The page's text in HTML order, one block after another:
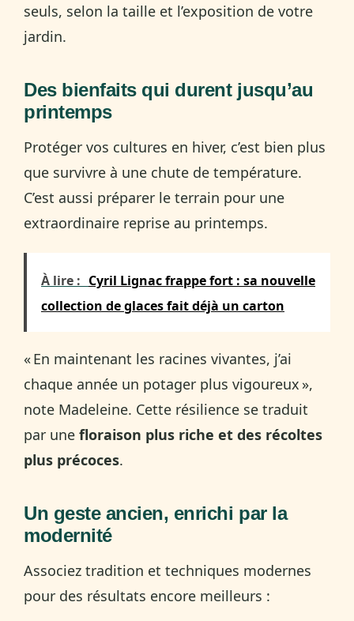
seuls, selon la taille et l’exposition de votre
jardin.
Des bienfaits qui durent jusqu’au
printemps
Protéger vos cultures en hiver, c’est bien plus
que survivre à une chute de température.
C’est aussi préparer le terrain pour une
extraordinaire reprise au printemps.
À lire : Cyril Lignac frappe fort : sa nouvelle
collection de glaces fait déjà un carton
« En maintenant les racines vivantes, j’ai
chaque année un potager plus vigoureux »,
note Madeleine. Cette résilience se traduit
par une floraison plus riche et des récoltes
plus précoces.
Un geste ancien, enrichi par la
modernité
Associez tradition et techniques modernes
pour des résultats encore meilleurs :